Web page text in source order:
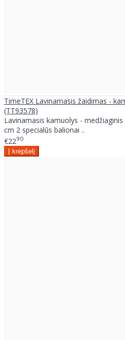
TimeTEX Lavinamasis žaidimas -
(TT93578)
Lavinamasis kamuolys -
cm 2 specialūs balionai ..
€2290